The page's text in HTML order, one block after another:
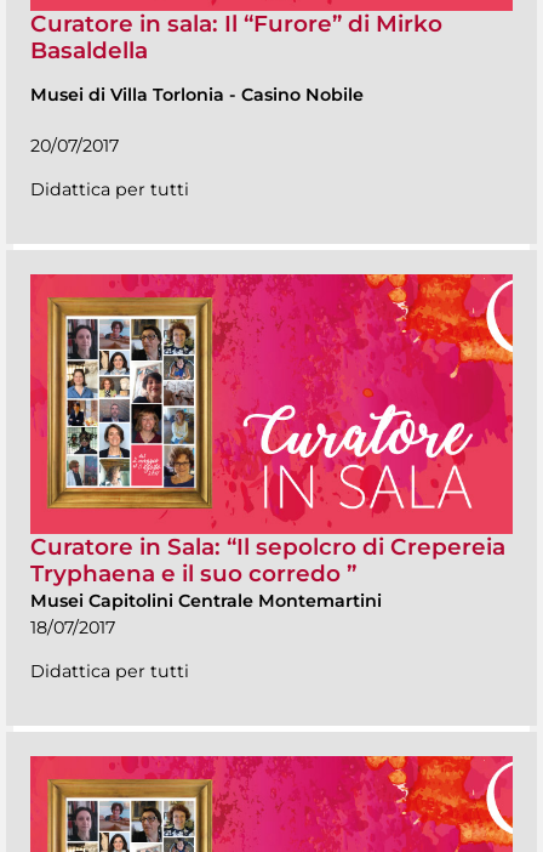
Curatore in sala: Il “Furore” di Mirko
Basaldella
Musei di Villa Torlonia - Casino Nobile
20/07/2017
Didattica per tutti
Curatore in Sala: “Il sepolcro di Crepereia
Tryphaena e il suo corredo ”
Musei Capitolini Centrale Montemartini
18/07/2017
Didattica per tutti